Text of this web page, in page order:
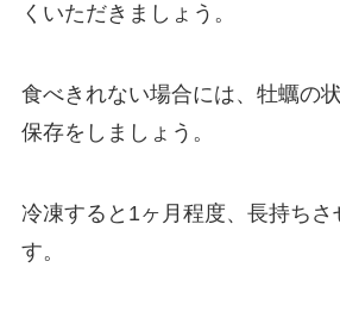
くいただきましょう。
食べきれない場合には、牡蠣の
保存をしましょう。
冷凍すると1ヶ月程度、長持ちさ
す。